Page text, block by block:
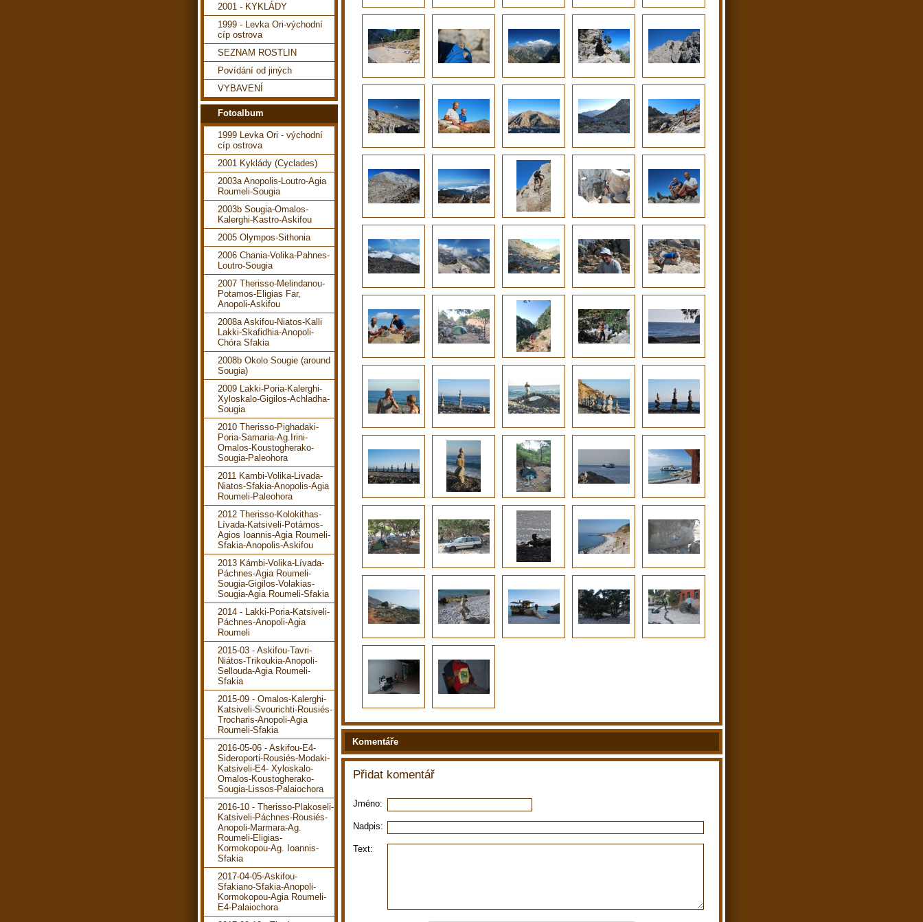
Komentáře
Přidat komentář
Jméno:
Nadpis:
Text:
2001 - KYKLÁDY
1999 - Levka Ori-východní
cíp ostrova
SEZNAM ROSTLIN
Povídání od jiných
VYBAVENÍ
Fotoalbum
1999 Levka Ori - východní
cíp ostrova
2001 Kyklády (Cyclades)
2003a Anopolis-Loutro-Agia
Roumeli-Sougia
2003b Sougia-Omalos-
Kalerghi-Kastro-Askifou
2005 Olympos-Sithonia
2006 Chania-Volika-Pahnes-
Loutro-Sougia
2007 Therisso-Melindanou-
Potamos-Eligias Far,
Anopoli-Askifou
2008a Askifou-Niatos-Kalli
Lakki-Skafidhia-Anopoli-
Chóra Sfakia
2008b Okolo Sougie (around
Sougia)
2009 Lakki-Poria-Kalerghi-
Xyloskalo-Gigilos-Achladha-
Sougia
2010 Therisso-Pighadaki-
Poria-Samaria-Ag.Irini-
Omalos-Koustogherako-
Sougia-Paleohora
2011 Kambi-Volika-Livada-
Niatos-Sfakia-Anopolis-Agia
Roumeli-Paleohora
2012 Therisso-Kolokithas-
Lívada-Katsiveli-Potámos-
Agios Ioannis-Agia Roumeli-
Sfakia-Anopolis-Askifou
2013 Kámbi-Volika-Lívada-
Páchnes-Agia Roumeli-
Sougia-Gigilos-Volakias-
Sougia-Agia Roumeli-Sfakia
2014 - Lakki-Poria-Katsiveli-
Páchnes-Anopoli-Agia
Roumeli
2015-03 - Askifou-Tavri-
Niátos-Trikoukia-Anopoli-
Sellouda-Agia Roumeli-
Sfakia
2015-09 - Omalos-Kalerghi-
Katsiveli-Svourichti-Rousiés-
Trocharis-Anopoli-Agia
Roumeli-Sfakia
2016-05-06 - Askifou-E4-
Sideroporti-Rousiés-Modaki-
Katsiveli-E4- Xyloskalo-
Omalos-Koustogherako-
Sougia-Lissos-Palaiochora
2016-10 - Therisso-Plakoseli-
Katsiveli-Páchnes-Rousiés-
Anopoli-Marmara-Ag.
Roumeli-Eligias-
Kormokopou-Ag. Ioannis-
Sfakia
2017-04-05-Askifou-
Sfakiano-Sfakia-Anopoli-
Kormokopou-Agia Roumeli-
E4-Palaiochora